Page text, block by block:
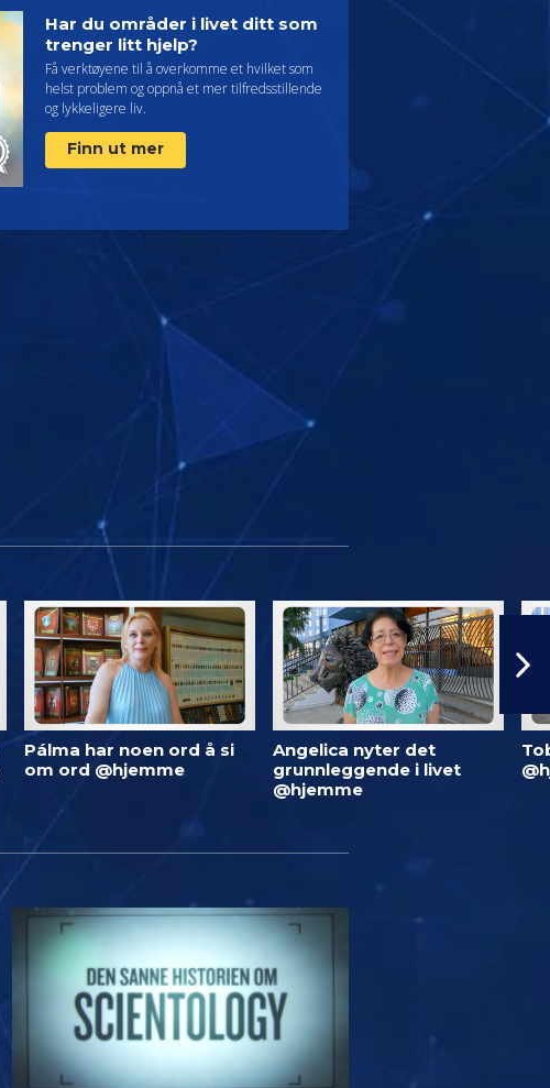
Har du områder i livet ditt som
trenger litt hjelp?
Få verktøyene til å overkomme et hvilket som
helst problem og oppnå et mer tilfredsstillende
og lykkeligere liv.
Finn ut mer
Pálma har noen ord å si
om ord @hjemme
Angelica nyter det
grunnleggende i livet
@hjemme